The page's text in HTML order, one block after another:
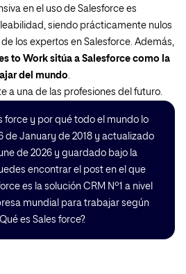
en el uso de Salesforce es
siendo prácticamente nulos
los expertos en Salesforce. Además,
to Work sitúa a Salesforce como la
del mundo.
a una de las profesiones del futuro.
force y por qué todo el mundo lo
de January de 2018 y actualizado
de 2026 y guardado bajo la
encontrar el post en el que
es la solución CRM Nº1 a nivel
mundial para trabajar según
es Sales force?.